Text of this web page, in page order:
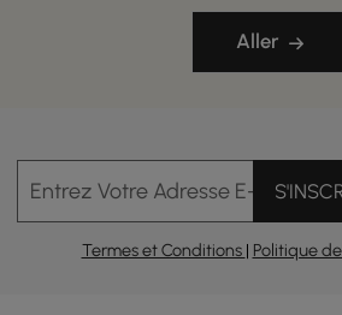
Aller
Entrez Votre Adresse E-mail
Termes et Conditions | Politique